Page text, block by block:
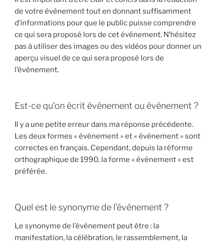
de votre événement tout en donnant suffisamment
d’informations pour que le public puisse comprendre
ce qui sera proposé lors de cet événement. N’hésitez
pas à utiliser des images ou des vidéos pour donner un
aperçu visuel de ce qui sera proposé lors de
l’événement.
Est-ce qu’on écrit événement ou événement ?
Il y a une petite erreur dans ma réponse précédente.
Les deux formes « événement » et « évènement » sont
correctes en français. Cependant, depuis la réforme
orthographique de 1990, la forme « événement » est
préférée.
Quel est le synonyme de l’événement ?
Le synonyme de l’événement peut être : la
manifestation, la célébration, le rassemblement, la